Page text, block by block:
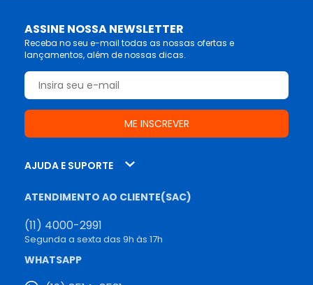
ASSINE NOSSA NEWSLETTER
Receba no seu e-mail todas as nossas ofertas e
lançamentos, além de nossas dicas.
AJUDA E SUPORTE
ATENDIMENTO AO CLIENTE(SAC)
(11) 4000-2991
Segunda a sexta das 9h às 17h
WHATSAPP